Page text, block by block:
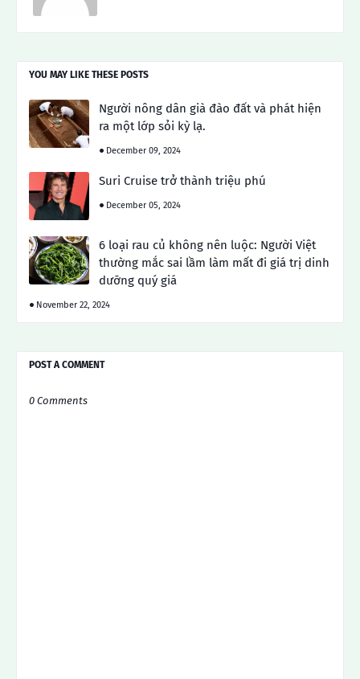
YOU MAY LIKE THESE POSTS
Người nông dân già đào đất và phát hiện
ra một lớp sỏi kỳ lạ.
December 09, 2024
Suri Cruise trở thành triệu phú
December 05, 2024
6 loại rau củ không nên luộc: Người Việt
thường mắc sai lầm làm mất đi giá trị dinh
dưỡng quý giá
November 22, 2024
POST A COMMENT
0 Comments